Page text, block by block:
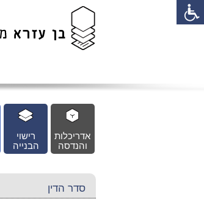
רישוי
הבנייה
אדריכלות
והנדסה
סדר הדין